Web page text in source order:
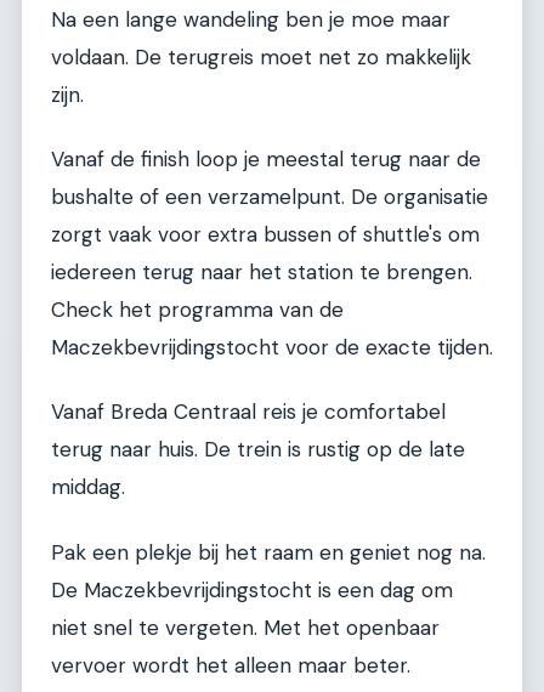
Na een lange wandeling ben je moe maar
voldaan. De terugreis moet net zo makkelijk
zijn.
Vanaf de finish loop je meestal terug naar de
bushalte of een verzamelpunt. De organisatie
zorgt vaak voor extra bussen of shuttle's om
iedereen terug naar het station te brengen.
Check het programma van de
Maczekbevrijdingstocht voor de exacte tijden.
Vanaf Breda Centraal reis je comfortabel
terug naar huis. De trein is rustig op de late
middag.
Pak een plekje bij het raam en geniet nog na.
De Maczekbevrijdingstocht is een dag om
niet snel te vergeten. Met het openbaar
vervoer wordt het alleen maar beter.